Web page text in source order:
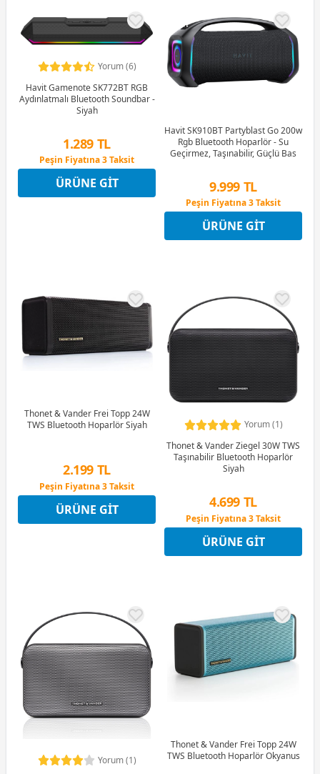
Yorum (6)
Havit Gamenote SK772BT RGB
Aydınlatmalı Bluetooth Soundbar -
Siyah
1.289 TL
Peşin Fiyatına 3 Taksit
4 Ay x 358 TL taksitle
Peşin Fiyatına 3 Taksit
ÜRÜNE GIT
Havit SK910BT Partyblast Go 200w
Rgb Bluetooth Hoparlör - Su
Geçirmez, Taşınabilir, Güçlü Bas
9.999 TL
Peşin Fiyatına 3 Taksit
4 Ay x 2.777 TL taksitle
Peşin Fiyatına 3 Taksit
ÜRÜNE GIT
Thonet & Vander Frei Topp 24W
TWS Bluetooth Hoparlör Siyah
2.199 TL
Peşin Fiyatına 3 Taksit
4 Ay x 611 TL taksitle
Peşin Fiyatına 3 Taksit
ÜRÜNE GIT
Yorum (1)
Thonet & Vander Ziegel 30W TWS
Taşınabilir Bluetooth Hoparlör
Siyah
4.699 TL
Peşin Fiyatına 3 Taksit
4 Ay x 1.305 TL taksitle
Peşin Fiyatına 3 Taksit
ÜRÜNE GIT
Yorum (1)
Thonet & Vander Frei Topp 24W
TWS Bluetooth Hoparlör Okyanus